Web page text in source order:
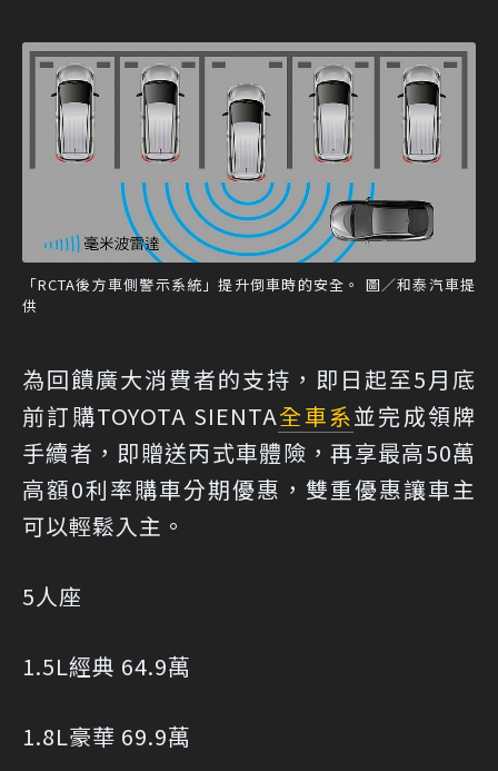
「RCTA後方車側警示系統」提升倒車時的安全。 圖／和泰汽車提
供
為回饋廣大消費者的支持，即日起至5月底
前訂購TOYOTA SIENTA全車系並完成領牌
手續者，即贈送丙式車體險，再享最高50萬
高額0利率購車分期優惠，雙重優惠讓車主
可以輕鬆入主。
5人座
1.5L經典 64.9萬
1.8L豪華 69.9萬